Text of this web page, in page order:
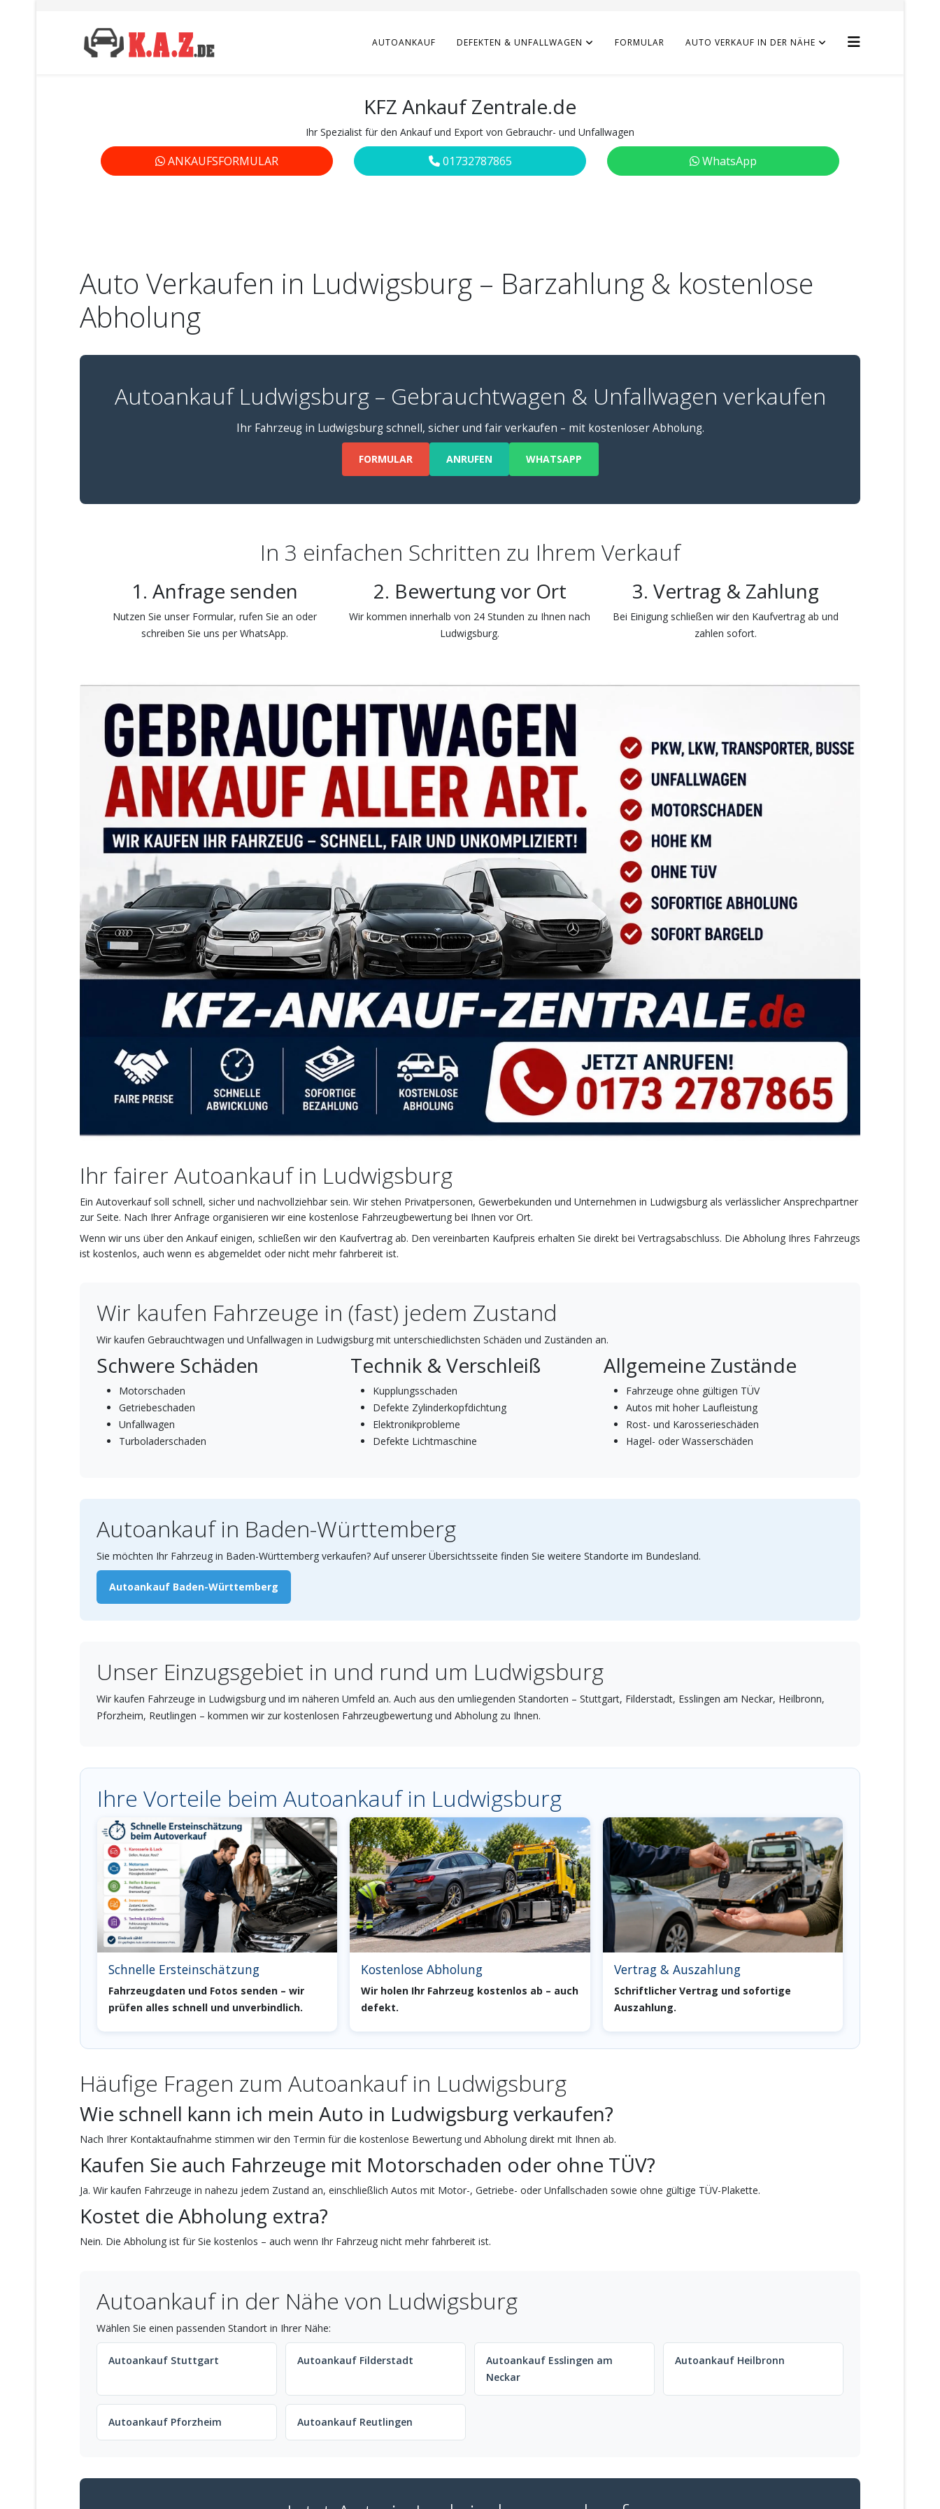
AUTOANKAUF DEFEKTEN & UNFALLWAGEN FORMULAR AUTO VERKAUF IN DER NÄHE
KFZ Ankauf Zentrale.de
Ihr Spezialist für den Ankauf und Export von Gebrauchr- und Unfallwagen
ANKAUFSFORMULAR 01732787865 WhatsApp
Auto Verkaufen in Ludwigsburg – Barzahlung & kostenlose
Abholung
Autoankauf Ludwigsburg – Gebrauchtwagen & Unfallwagen verkaufen
Ihr Fahrzeug in Ludwigsburg schnell, sicher und fair verkaufen – mit kostenloser Abholung.
FORMULAR ANRUFEN WHATSAPP
In 3 einfachen Schritten zu Ihrem Verkauf
1. Anfrage senden
Nutzen Sie unser Formular, rufen Sie an oder
schreiben Sie uns per WhatsApp.
2. Bewertung vor Ort
Wir kommen innerhalb von 24 Stunden zu Ihnen nach
Ludwigsburg.
3. Vertrag & Zahlung
Bei Einigung schließen wir den Kaufvertrag ab und
zahlen sofort.
Ihr fairer Autoankauf in Ludwigsburg
Ein Autoverkauf soll schnell, sicher und nachvollziehbar sein. Wir stehen Privatpersonen, Gewerbekunden und Unternehmen in Ludwigsburg als verlässlicher Ansprechpartner
zur Seite. Nach Ihrer Anfrage organisieren wir eine kostenlose Fahrzeugbewertung bei Ihnen vor Ort.
Wenn wir uns über den Ankauf einigen, schließen wir den Kaufvertrag ab. Den vereinbarten Kaufpreis erhalten Sie direkt bei Vertragsabschluss. Die Abholung Ihres Fahrzeugs
ist kostenlos, auch wenn es abgemeldet oder nicht mehr fahrbereit ist.
Wir kaufen Fahrzeuge in (fast) jedem Zustand
Wir kaufen Gebrauchtwagen und Unfallwagen in Ludwigsburg mit unterschiedlichsten Schäden und Zuständen an.
Schwere Schäden
Motorschaden
Getriebeschaden
Unfallwagen
Turboladerschaden
Technik & Verschleiß
Kupplungsschaden
Defekte Zylinderkopfdichtung
Elektronikprobleme
Defekte Lichtmaschine
Allgemeine Zustände
Fahrzeuge ohne gültigen TÜV
Autos mit hoher Laufleistung
Rost- und Karosserieschäden
Hagel- oder Wasserschäden
Autoankauf in Baden-Württemberg
Sie möchten Ihr Fahrzeug in Baden-Württemberg verkaufen? Auf unserer Übersichtsseite finden Sie weitere Standorte im Bundesland.
Autoankauf Baden-Württemberg
Unser Einzugsgebiet in und rund um Ludwigsburg
Wir kaufen Fahrzeuge in Ludwigsburg und im näheren Umfeld an. Auch aus den umliegenden Standorten – Stuttgart, Filderstadt, Esslingen am Neckar, Heilbronn,
Pforzheim, Reutlingen – kommen wir zur kostenlosen Fahrzeugbewertung und Abholung zu Ihnen.
Ihre Vorteile beim Autoankauf in Ludwigsburg
Schnelle Ersteinschätzung
Fahrzeugdaten und Fotos senden – wir
prüfen alles schnell und unverbindlich.
Kostenlose Abholung
Wir holen Ihr Fahrzeug kostenlos ab – auch
defekt.
Vertrag & Auszahlung
Schriftlicher Vertrag und sofortige
Auszahlung.
Häufige Fragen zum Autoankauf in Ludwigsburg
Wie schnell kann ich mein Auto in Ludwigsburg verkaufen?
Nach Ihrer Kontaktaufnahme stimmen wir den Termin für die kostenlose Bewertung und Abholung direkt mit Ihnen ab.
Kaufen Sie auch Fahrzeuge mit Motorschaden oder ohne TÜV?
Ja. Wir kaufen Fahrzeuge in nahezu jedem Zustand an, einschließlich Autos mit Motor-, Getriebe- oder Unfallschaden sowie ohne gültige TÜV-Plakette.
Kostet die Abholung extra?
Nein. Die Abholung ist für Sie kostenlos – auch wenn Ihr Fahrzeug nicht mehr fahrbereit ist.
Autoankauf in der Nähe von Ludwigsburg
Wählen Sie einen passenden Standort in Ihrer Nähe:
Autoankauf Stuttgart Autoankauf Filderstadt
Autoankauf Esslingen am
Neckar
Autoankauf Heilbronn
Autoankauf Pforzheim Autoankauf Reutlingen